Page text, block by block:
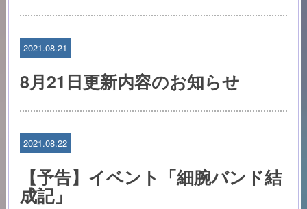
2021.08.21
8月21日更新内容のお知らせ
2021.08.22
【予告】イベント「細腕バンド結
成記」